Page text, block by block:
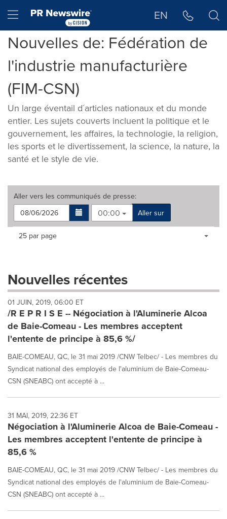
Hamburger menu EN
Nouvelles de: Fédération de
l'industrie manufacturière
(FIM-CSN)
Un large éventail d´articles nationaux et du monde
entier. Les sujets couverts incluent la politique et le
gouvernement, les affaires, la technologie, la religion,
les sports et le divertissement, la science, la nature, la
santé et le style de vie.
Aller vers les communiqués de presse:
00:00
Aller sur
Making
dropdown
will
cause
content
on
page
to
News
listings
as
each
option
is
selected.
Items per page:
25 par page
Nouvelles récentes
01 JUIN, 2019, 06:00 ET
/R E P R I S E -- Négociation à l'Aluminerie Alcoa
de Baie-Comeau - Les membres acceptent
l'entente de principe à 85,6 %/
BAIE-COMEAU, QC, le 31 mai 2019 /CNW Telbec/ - Les membres du
Syndicat national des employés de l'aluminium de Baie-Comeau-
CSN (SNEABC) ont accepté à ...
31 MAI, 2019, 22:36 ET
Négociation à l'Aluminerie Alcoa de Baie-Comeau -
Les membres acceptent l'entente de principe à
85,6 %
BAIE-COMEAU, QC, le 31 mai 2019 /CNW Telbec/ - Les membres du
Syndicat national des employés de l'aluminium de Baie-Comeau-
CSN (SNEABC) ont accepté à ...